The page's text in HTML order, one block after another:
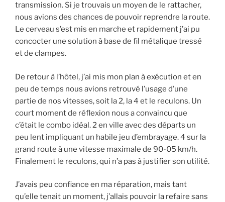
transmission. Si je trouvais un moyen de le rattacher,
nous avions des chances de pouvoir reprendre la route.
Le cerveau s’est mis en marche et rapidement j’ai pu
concocter une solution à base de fil métalique tressé
et de clampes.
De retour à l’hôtel, j’ai mis mon plan à exécution et en
peu de temps nous avions retrouvé l’usage d’une
partie de nos vitesses, soit la 2, la 4 et le reculons. Un
court moment de réflexion nous a convaincu que
c’était le combo idéal. 2 en ville avec des départs un
peu lent impliquant un habile jeu d’embrayage. 4 sur la
grand route à une vitesse maximale de 90-05 km/h.
Finalement le reculons, qui n’a pas à justifier son utilité.
J’avais peu confiance en ma réparation, mais tant
qu’elle tenait un moment, j’allais pouvoir la refaire sans